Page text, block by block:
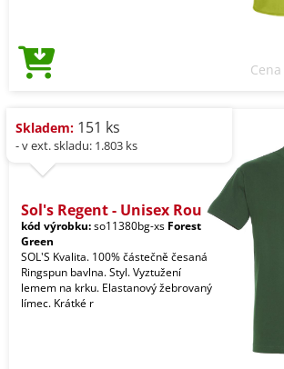
Skladem: 151 ks
- v ext. skladu: 1.803 ks
Sol's Regent - Unisex Rou
kód výrobku:so11380bg-xs Forest
Green
SOL'S Kvalita. 100% částečně česaná
Ringspun bavlna. Styl. Vyztužení
lemem na krku. Elastanový žebrovaný
límec. Krátké r